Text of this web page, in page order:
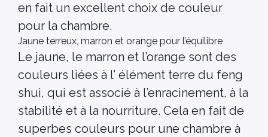
en fait un excellent choix de couleur
pour la chambre.
Jaune terreux, marron et orange pour l’équilibre
Le jaune, le marron et l’orange sont des
couleurs liées à l’ élément terre du feng
shui, qui est associé à l’enracinement, à la
stabilité et à la nourriture. Cela en fait de
superbes couleurs pour une chambre à